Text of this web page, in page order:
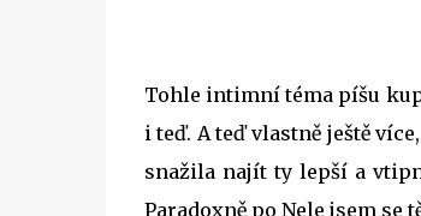
Tohle intimní téma píšu
i teď. A teď vlastně ještě
snažila najít ty lepší a
Paradoxně po Nele jsem se